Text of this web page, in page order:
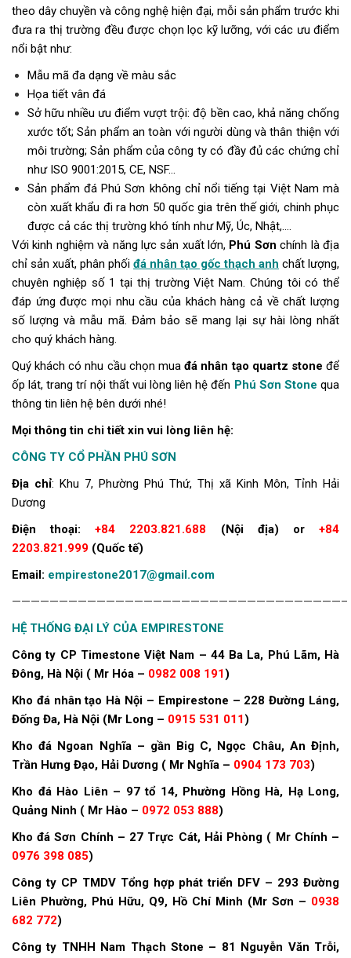
theo dây chuyền và công nghệ hiện đại, mỗi sản phẩm trước khi
đưa ra thị trường đều được chọn lọc kỹ lưỡng, với các ưu điểm
nổi bật như:
Mẫu mã đa dạng về màu sắc
Họa tiết vân đá
Sở hữu nhiều ưu điểm vượt trội: độ bền cao, khả năng chống
xước tốt; Sản phẩm an toàn với người dùng và thân thiện với
môi trường; Sản phẩm của công ty có đầy đủ các chứng chỉ
như ISO 9001:2015, CE, NSF…
Sản phẩm đá Phú Sơn không chỉ nổi tiếng tại Việt Nam mà
còn xuất khẩu đi ra hơn 50 quốc gia trên thế giới, chinh phục
được cả các thị trường khó tính như Mỹ, Úc, Nhật,….
Với kinh nghiệm và năng lực sản xuất lớn, Phú Sơn chính là địa
chỉ sản xuất, phân phối đá nhân tạo gốc thạch anh chất lượng,
chuyên nghiệp số 1 tại thị trường Việt Nam. Chúng tôi có thể
đáp ứng được mọi nhu cầu của khách hàng cả về chất lượng
số lượng và mẫu mã. Đảm bảo sẽ mang lại sự hài lòng nhất
cho quý khách hàng.
Quý khách có nhu cầu chọn muađá nhân tạo quartz stone để
ốp lát, trang trí nội thất vui lòng liên hệ đến Phú Sơn Stone qua
thông tin liên hệ bên dưới nhé!
Mọi thông tin chi tiết xin vui lòng liên hệ:
CÔNG TY CỔ PHẦN PHÚ SƠN
Địa chỉ: Khu 7, Phường Phú Thứ, Thị xã Kinh Môn, Tỉnh Hải
Dương
Điện thoại:
+84 2203.821.688 (Nội địa) or+84
2203.821.999 (Quốc tế)
Email: empirestone2017@gmail.com
———————————————————————————————————–
HỆ THỐNG ĐẠI LÝ CỦA EMPIRESTONE
Công ty CP Timestone Việt Nam – 44 Ba La, Phú Lãm, Hà
Đông, Hà Nội ( Mr Hóa – 0982 008 191)
Kho đá nhân tạo Hà Nội – Empirestone – 228 Đường Láng,
Đống Đa, Hà Nội (Mr Long – 0915 531 011)
Kho đá Ngoan Nghĩa – gần Big C, Ngọc Châu, An Định,
Trần Hưng Đạo, Hải Dương ( Mr Nghĩa – 0904 173 703)
Kho đá Hào Liên – 97 tổ 14, Phường Hồng Hà, Hạ Long,
Quảng Ninh ( Mr Hào – 0972 053 888)
Kho đá Sơn Chính – 27 Trực Cát, Hải Phòng ( Mr Chính –
0976 398 085)
Công ty CP TMDV Tổng hợp phát triển DFV – 293 Đường
Liên Phường, Phú Hữu, Q9, Hồ Chí Minh (Mr Sơn – 0938
682 772)
Công ty TNHH Nam Thạch Stone – 81 Nguyễn Văn Trỗi,